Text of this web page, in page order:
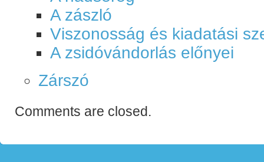
A zászló
Viszonosság és kiadatási
A zsidóvándorlás előnyei
Zárszó
Comments are closed.